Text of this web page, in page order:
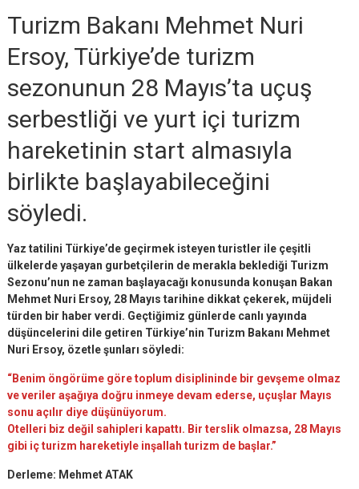
Turizm Bakanı Mehmet Nuri
Ersoy, Türkiye’de turizm
sezonunun 28 Mayıs’ta uçuş
serbestliği ve yurt içi turizm
hareketinin start almasıyla
birlikte başlayabileceğini
söyledi.
Yaz tatilini Türkiye’de geçirmek isteyen turistler ile çeşitli
ülkelerde yaşayan gurbetçilerin de merakla beklediği Turizm
Sezonu’nun ne zaman başlayacağı konusunda konuşan Bakan
Mehmet Nuri Ersoy, 28 Mayıs tarihine dikkat çekerek, müjdeli
türden bir haber verdi. Geçtiğimiz günlerde canlı yayında
düşüncelerini dile getiren Türkiye’nin Turizm Bakanı Mehmet
Nuri Ersoy, özetle şunları söyledi:
“Benim öngörüme göre toplum disiplininde bir gevşeme olmaz
ve veriler aşağıya doğru inmeye devam ederse, uçuşlar Mayıs
sonu açılır diye düşünüyorum.
Otelleri biz değil sahipleri kapattı. Bir terslik olmazsa, 28 Mayıs
gibi iç turizm hareketiyle inşallah turizm de başlar.”
Derleme: Mehmet ATAK